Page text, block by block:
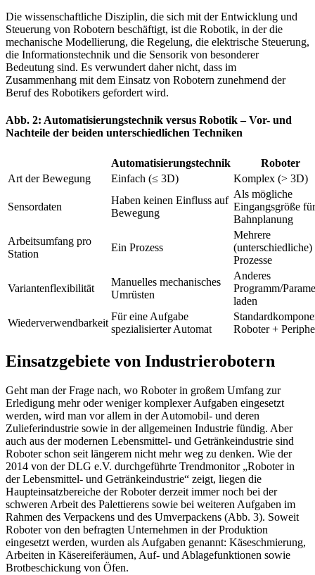
Die wissenschaftliche Disziplin, die sich mit der Entwicklung und
Steuerung von Robotern beschäftigt, ist die Robotik, in der die
mechanische Modellierung, die Regelung, die elek­trische Steuerung,
die Informationstechnik und die Sensorik von besonderer
Bedeutung sind. Es verwundert daher nicht, dass im
Zusammenhang mit dem Einsatz von Robotern zunehmend der
Beruf des Robotikers gefordert wird.
Abb. 2: Automatisierungstechnik versus Robotik – Vor- und
Nachteile der beiden unterschiedlichen Techniken
Automatisierungstechnik
Roboter
Art der Bewegung
Einfach (≤ 3D) Komplex (> 3D)
Sensordaten
Haben keinen Einfluss auf
Bewegung
Als mögliche
Eingangsgröße für
Bahnplanung
Arbeitsumfang pro
Station
Ein Prozess
Mehrere
(unterschiedliche)
Prozesse
Variantenflexibilität
Manuelles mechanisches
Umrüsten
Anderes
Programm/
laden
Wiederverwendbarkeit
Für eine Aufgabe
spezialisierter Automat
Roboter +
Einsatzgebiete von Industrierobotern
Geht man der Frage nach, wo Roboter in großem Umfang zur
Erledigung mehr oder weniger komplexer Aufgaben eingesetzt
werden, wird man vor allem in der Automobil- und deren
Zulieferindustrie sowie in der allgemeinen Industrie fündig. Aber
auch aus der modernen Lebensmittel- und Getränkeindustrie sind
Roboter schon seit längerem nicht mehr weg zu denken. Wie der
2014 von der DLG e.V. durchgeführte Trendmonitor „Roboter in
der Lebensmittel- und Getränke­industrie“ zeigt, liegen die
Haupteinsatzbereiche der Roboter derzeit immer noch bei der
schweren Arbeit des Palettierens sowie bei weiteren Aufgaben im
Rahmen des Verpackens und des Umverpackens (Abb. 3). Soweit
Roboter von den befragten Unternehmen in der Produktion
eingesetzt werden, wurden als Aufgaben genannt: Käseschmierung,
Arbeiten in Käsereiferäumen, Auf- und Ablagefunktionen sowie
Brotbeschickung von Öfen.